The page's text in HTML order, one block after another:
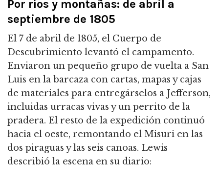
Por ríos y montañas: de abril a
septiembre de 1805
El 7 de abril de 1805, el Cuerpo de
Descubrimiento levantó el campamento.
Enviaron un pequeño grupo de vuelta a San
Luis en la barcaza con cartas, mapas y cajas
de materiales para entregárselos a Jefferson,
incluidas urracas vivas y un perrito de la
pradera. El resto de la expedición continuó
hacia el oeste, remontando el Misuri en las
dos piraguas y las seis canoas. Lewis
describió la escena en su diario: